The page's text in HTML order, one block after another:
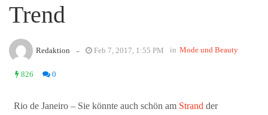
Trend
Redaktion - Feb 7, 2017, 1:55 PM in Mode und Beauty
826 0
Rio de Janeiro – Sie könnte auch schön am Strand der